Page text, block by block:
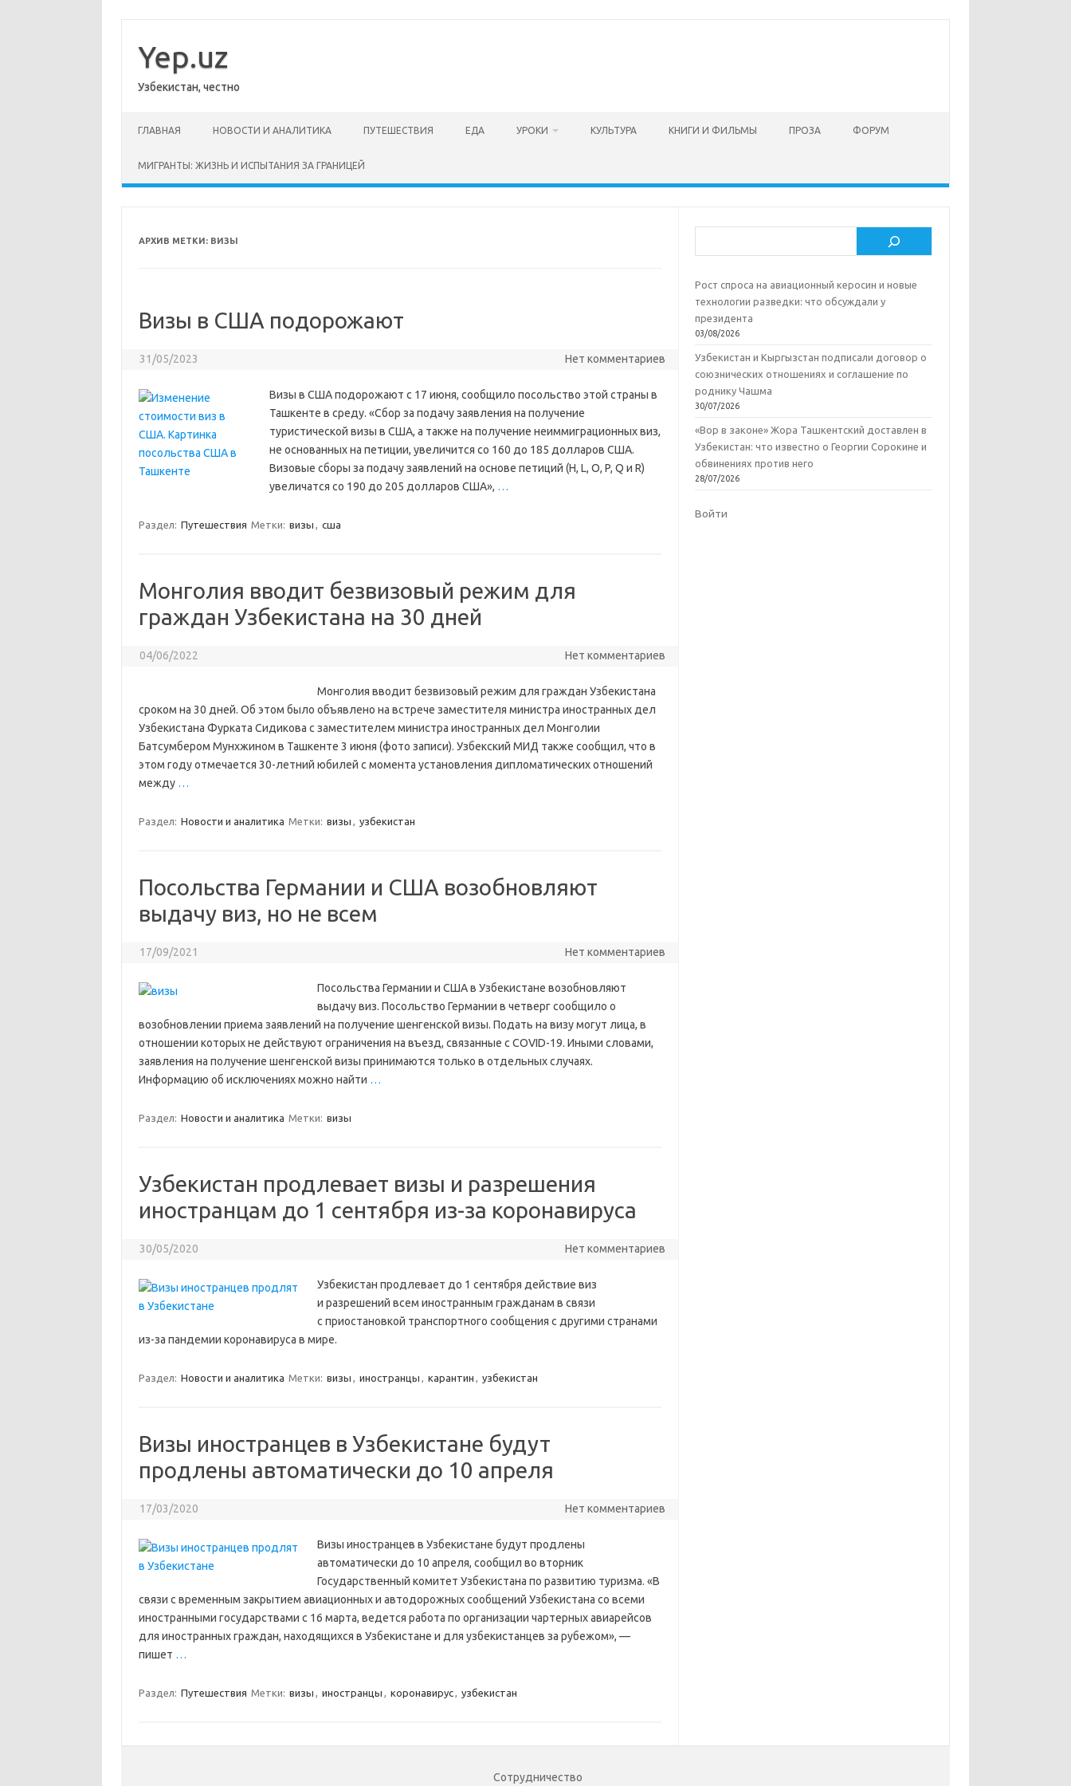
содержимому
Yep.uz
Узбекистан, честно
ГЛАВНАЯ НОВОСТИ И АНАЛИТИКА ПУТЕШЕСТВИЯ ЕДА УРОКИ КУЛЬТУРА КНИГИ И ФИЛЬМЫ ПРОЗА ФОРУМ
МИГРАНТЫ: ЖИЗНЬ И ИСПЫТАНИЯ ЗА ГРАНИЦЕЙ
АРХИВ МЕТКИ: ВИЗЫ
Визы в США подорожают
31/05/2023 Нет комментариев
Визы в США подорожают с 17 июня, сообщило посольство этой страны в
Ташкенте в среду. «Сбор за подачу заявления на получение
туристической визы в США, а также на получение неиммиграционных виз,
не основанных на петиции, увеличится со 160 до 185 долларов США.
Визовые сборы за подачу заявлений на основе петиций (H, L, O, P, Q и R)
увеличатся со 190 до 205 долларов США», …
Раздел: Путешествия Метки: визы , сша
Монголия вводит безвизовый режим для
граждан Узбекистана на 30 дней
04/06/2022 Нет комментариев
Монголия вводит безвизовый режим для граждан Узбекистана
сроком на 30 дней. Об этом было объявлено на встрече заместителя министра иностранных дел
Узбекистана Фурката Сидикова с заместителем министра иностранных дел Монголии
Батсумбером Мунхжином в Ташкенте 3 июня (фото записи). Узбекский МИД также сообщил, что в
этом году отмечается 30-летний юбилей с момента установления дипломатических отношений
между …
Раздел: Новости и аналитика Метки: визы , узбекистан
Посольства Германии и США возобновляют
выдачу виз, но не всем
17/09/2021 Нет комментариев
Посольства Германии и США в Узбекистане возобновляют
выдачу виз. Посольство Германии в четверг сообщило о
возобновлении приема заявлений на получение шенгенской визы. Подать на визу могут лица, в
отношении которых не действуют ограничения на въезд, связанные с COVID-19. Иными словами,
заявления на получение шенгенской визы принимаются только в отдельных случаях.
Информацию об исключениях можно найти …
Раздел: Новости и аналитика Метки: визы
Узбекистан продлевает визы и разрешения
иностранцам до 1 сентября из-за коронавируса
30/05/2020 Нет комментариев
Узбекистан продлевает до 1 сентября действие виз
и разрешений всем иностранным гражданам в связи
с приостановкой транспортного сообщения с другими странами
из-за пандемии коронавируса в мире.
Раздел: Новости и аналитика Метки: визы , иностранцы , карантин , узбекистан
Визы иностранцев в Узбекистане будут
продлены автоматически до 10 апреля
17/03/2020 Нет комментариев
Визы иностранцев в Узбекистане будут продлены
автоматически до 10 апреля, сообщил во вторник
Государственный комитет Узбекистана по развитию туризма. «В
связи с временным закрытием авиационных и автодорожных сообщений Узбекистана со всеми
иностранными государствами с 16 марта, ведется работа по организации чартерных авиарейсов
для иностранных граждан, находящихся в Узбекистане и для узбекистанцев за рубежом», —
пишет …
Раздел: Путешествия Метки: визы , иностранцы , коронавирус, узбекистан
Рост спроса на авиационный керосин и новые
технологии разведки: что обсуждали у
президента
03/08/2026
Узбекистан и Кыргызстан подписали договор о
союзнических отношениях и соглашение по
роднику Чашма
30/07/2026
«Вор в законе» Жора Ташкентский доставлен в
Узбекистан: что известно о Георгии Сорокине и
обвинениях против него
28/07/2026
Войти
Сотрудничество